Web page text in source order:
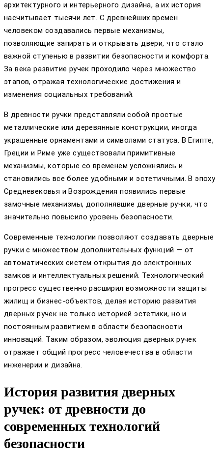
архитектурного и интерьерного дизайна, а их история
насчитывает тысячи лет. С древнейших времен
человеком создавались первые механизмы,
позволяющие запирать и открывать двери, что стало
важной ступенью в развитии безопасности и комфорта.
За века развитие ручек проходило через множество
этапов, отражая технологические достижения и
изменения социальных требований.
В древности ручки представляли собой простые
металлические или деревянные конструкции, иногда
украшенные орнаментами и символами статуса. В Египте,
Греции и Риме уже существовали примитивные
механизмы, которые со временем усложнялись и
становились все более удобными и эстетичными. В эпоху
Средневековья и Возрождения появились первые
замочные механизмы, дополнявшие дверные ручки, что
значительно повысило уровень безопасности.
Современные технологии позволяют создавать дверные
ручки с множеством дополнительных функций — от
автоматических систем открытия до электронных
замков и интеллектуальных решений. Технологический
прогресс существенно расширил возможности защиты
жилищ и бизнес-объектов, делая историю развития
дверных ручек не только историей эстетики, но и
постоянным развитием в области безопасности
инноваций. Таким образом, эволюция дверных ручек
отражает общий прогресс человечества в области
инженерии и дизайна.
История развития дверных
ручек: от древности до
современных технологий
безопасности